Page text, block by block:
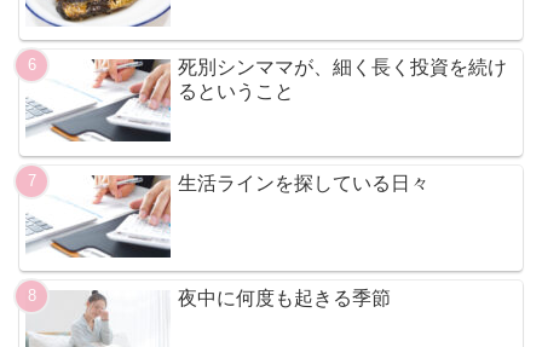
死別シンママが、細く長く投資を続け
るということ
生活ラインを探している日々
夜中に何度も起きる季節